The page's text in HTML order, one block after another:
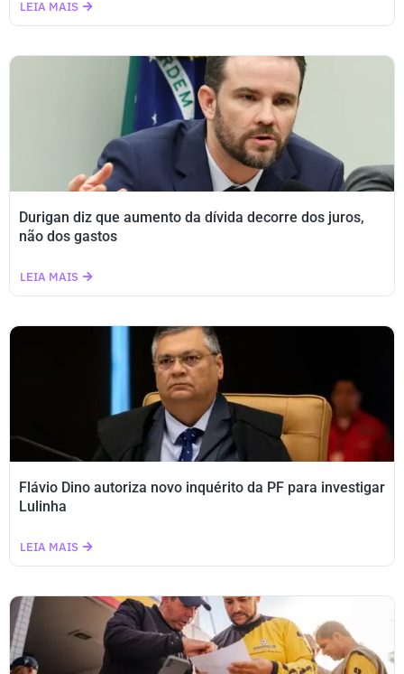
LEIA MAIS
Durigan diz que aumento da dívida decorre dos juros,
não dos gastos
LEIA MAIS
Flávio Dino autoriza novo inquérito da PF para investigar
Lulinha
LEIA MAIS